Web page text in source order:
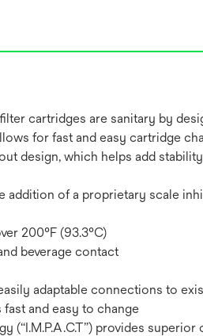
cartridges are sanitary by
for fast and easy cartridge
design, which helps add
of a proprietary scale
200°F (93.3°C)
beverage contact
adaptable connections to
and easy to change
(“I.M.P.A.C.T”) provides